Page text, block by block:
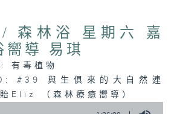
森林浴 星期六 嘉
嚮導 易琪
毒植物
#39 與生俱來的大自然連
Eliz （森林療癒嚮導）